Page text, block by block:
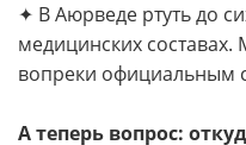
✦ В Аюрведе ртуть до
медицинских
вопреки официальным
А теперь вопрос: